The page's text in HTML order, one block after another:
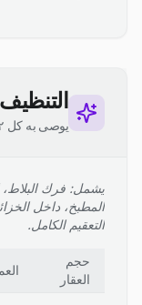
يوصى به كل ٢-٣ أشهر
يشمل: فرك البلاط،
المطبخ، داخل
التعقيم الكامل.
حجم
العقار